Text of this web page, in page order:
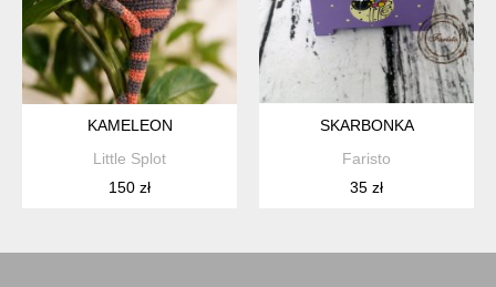
KAMELEON
Little Splot
150 zł
SKARBONKA
Faristo
35 zł